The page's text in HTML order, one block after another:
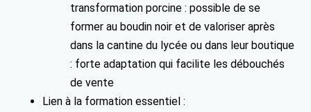
transformation porcine : possible de se
former au boudin noir et de valoriser après
dans la cantine du lycée ou dans leur boutique
: forte adaptation qui facilite les débouchés
de vente
Lien à la formation essentiel :